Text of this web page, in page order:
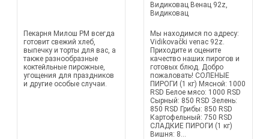
Пекарня Милош PM всегда
готовит свежий хлеб,
выпечку и торты для вас, а
также разнообразные
коктейльные пирожные,
угощения для праздников
и другие особые случаи.
Видиковац Венац 92z,
Видиковац
Мы находимся по адресу:
Vidikovački venac 92z.
Приходите и оцените
качество наших пирогов и
готовых блюд. Добро
пожаловать! СОЛЕНЫЕ
ПИРОГИ (1 кг) Мясной: 1000
RSD Белое мясо: 1000 RSD
Сырный: 850 RSD Зелень:
850 RSD Грибы: 850 RSD
Картофельный: 750 RSD
СЛАДКИЕ ПИРОГИ (1 кг)
Вишня: 8...